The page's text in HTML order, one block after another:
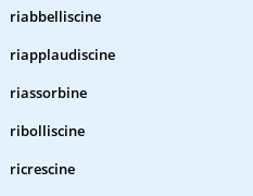
riabbelliscine
riapplaudiscine
riassorbine
ribolliscine
ricrescine